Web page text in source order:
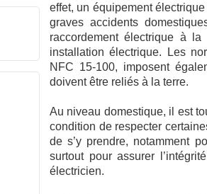
effet, un équipement
graves accidents
raccordement électrique à
installation électrique. Les
NFC 15-100, imposent
doivent être reliés à la terre.
Au niveau domestique, il est
condition de respecter
de s’y prendre, notamment
surtout pour assurer
électricien.